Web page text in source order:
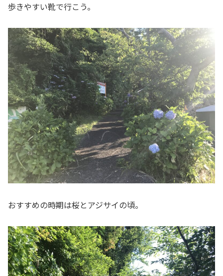
歩きやすい靴で行こう。
おすすめの時期は桜とアジサイの頃。